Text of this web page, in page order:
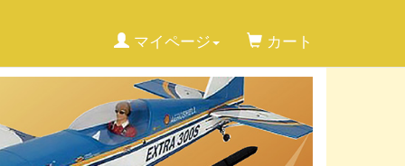
マイページ カート